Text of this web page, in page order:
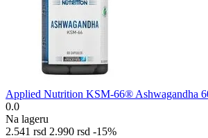
Applied Nutrition KSM-66® Ashwagandha
0.0
Na lageru
2.541 rsd 2.990 rsd -15%